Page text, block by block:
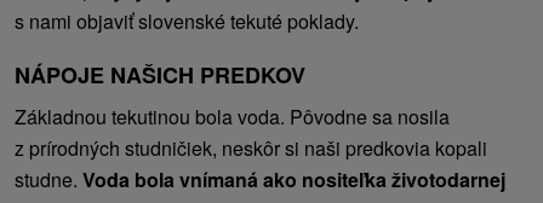
s nami objaviť slovenské tekuté poklady.
NÁPOJE NAŠICH PREDKOV
Základnou tekutinou bola voda. Pôvodne sa nosila
z prírodných studničiek, neskôr si naši predkovia kopali
studne. Voda bola vnímaná ako nositeľka životodarnej